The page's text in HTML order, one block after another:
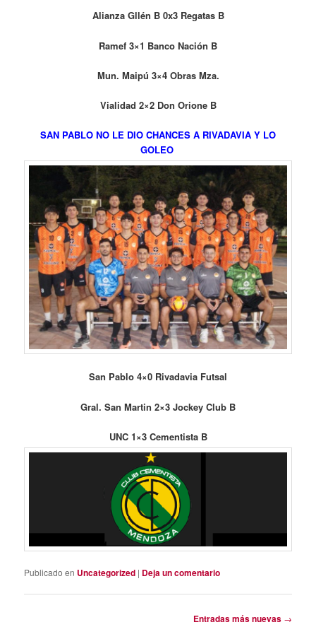
Alianza Gllén B 0x3 Regatas B
Ramef 3×1 Banco Nación B
Mun. Maipú 3×4 Obras Mza.
Vialidad 2×2 Don Orione B
SAN PABLO NO LE DIO CHANCES A RIVADAVIA Y LO
GOLEO
San Pablo 4×0 Rivadavia Futsal
Gral. San Martin 2×3 Jockey Club B
UNC 1×3 Cementista B
Publicado en Uncategorized | Deja un comentario
Entradas más nuevas →